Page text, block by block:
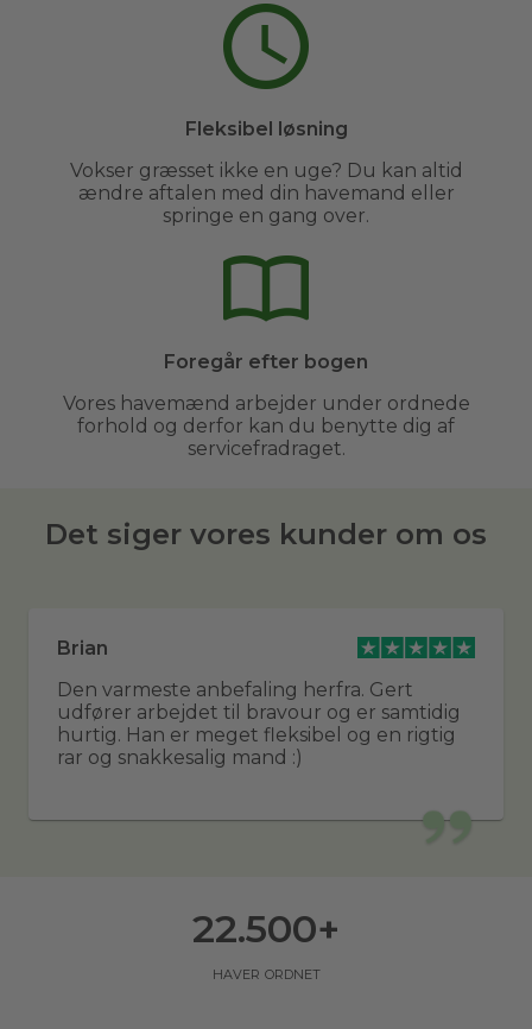
Fleksibel løsning
Vokser græsset ikke en uge? Du kan altid
ændre aftalen med din havemand eller
springe en gang over.
Foregår efter bogen
Vores havemænd arbejder under ordnede
forhold og derfor kan du benytte dig af
servicefradraget.
Det siger vores kunder om os
Brian
Den varmeste anbefaling herfra. Gert
udfører arbejdet til bravour og er samtidig
hurtig. Han er meget fleksibel og en rigtig
rar og snakkesalig mand :)
haver ordnet
22.500+